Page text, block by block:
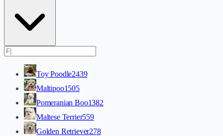
Toy Poodle2439
Maltipoo1505
Pomeranian Boo1382
Maltese Terrier559
Golden Retriever278